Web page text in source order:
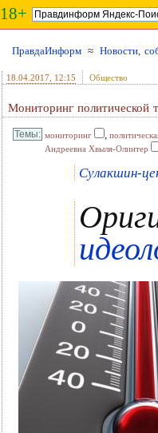
18+
ПравдаИнформ ≈ Новости,
18.04.2017 , 12:15 Общество
Мониторинг политической
мониторинг ,
Андреевна Хвыля-Олинтер
Сулакшин-